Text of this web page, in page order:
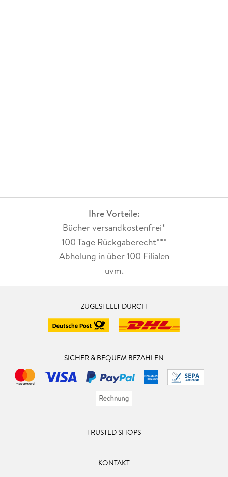
Ihre Vorteile:
Bücher versandkostenfrei*
100 Tage Rückgaberecht***
Abholung in über 100 Filialen
uvm.
ZUGESTELLT DURCH
SICHER & BEQUEM BEZAHLEN
TRUSTED SHOPS
KONTAKT